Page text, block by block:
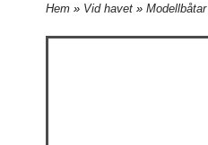
Hem » Vid havet » Modellbåtar